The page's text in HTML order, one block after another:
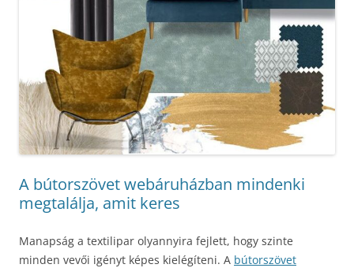
A bútorszövet webáruházban mindenki
megtalálja, amit keres
Manapság a textilipar olyannyira fejlett, hogy szinte
minden vevői igényt képes kielégíteni. A bútorszövet